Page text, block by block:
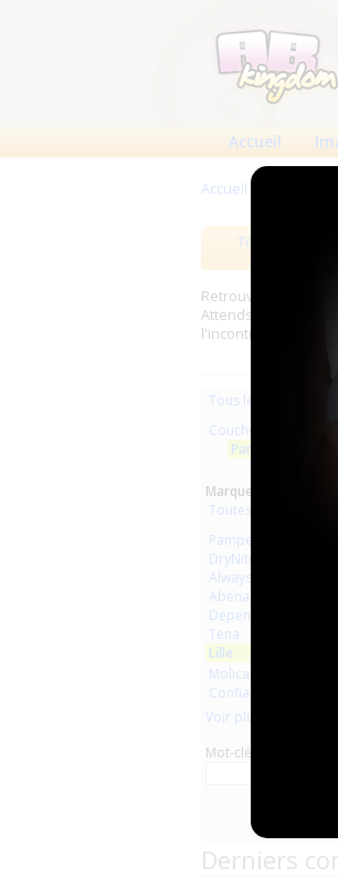
Accueil
Accueil
Tous les
Retrouverez sur
Attends,
l'incontinence.
Tous les produits
Couches à usage
Pants
Marques :
Toutes les marques
Pampers
DryNites
Always
Abena
Depend
Tena
Lille
Molicare
Confiance
Voir plus
Mot-clé
Derniers